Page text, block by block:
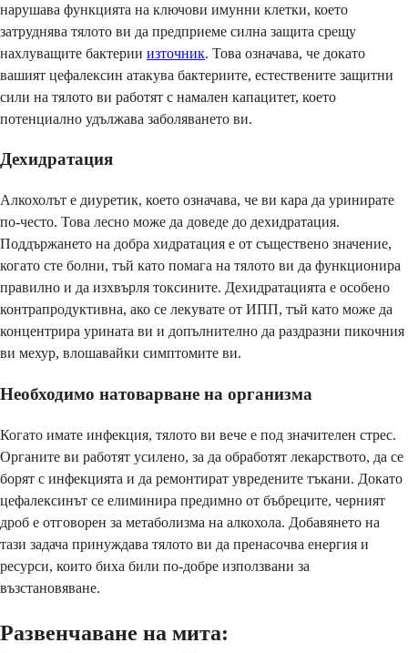
нарушава функцията на ключови имунни клетки, което
затруднява тялото ви да предприеме силна защита срещу
нахлуващите бактерии източник. Това означава, че докато
вашият цефалексин атакува бактериите, естествените защитни
сили на тялото ви работят с намален капацитет, което
потенциално удължава заболяването ви.
Дехидратация
Алкохолът е диуретик, което означава, че ви кара да уринирате
по-често. Това лесно може да доведе до дехидратация.
Поддържането на добра хидратация е от съществено значение,
когато сте болни, тъй като помага на тялото ви да функционира
правилно и да изхвърля токсините. Дехидратацията е особено
контрапродуктивна, ако се лекувате от ИПП, тъй като може да
концентрира урината ви и допълнително да раздразни пикочния
ви мехур, влошавайки симптомите ви.
Необходимо натоварване на организма
Когато имате инфекция, тялото ви вече е под значителен стрес.
Органите ви работят усилено, за да обработят лекарството, да се
борят с инфекцията и да ремонтират увредените тъкани. Докато
цефалексинът се елиминира предимно от бъбреците, черният
дроб е отговорен за метаболизма на алкохола. Добавянето на
тази задача принуждава тялото ви да пренасочва енергия и
ресурси, които биха били по-добре използвани за
възстановяване.
Развенчаване на мита: